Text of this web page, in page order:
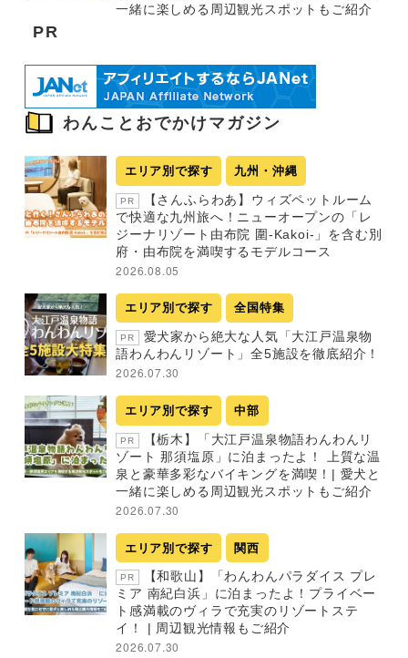
一緒に楽しめる周辺観光スポットもご紹介
PR
わんことおでかけマガジン
エリア別で探す 九州・沖縄
PR
【さんふらわあ】ウィズペットルーム
で快適な九州旅へ！ニューオープンの「レ
ジーナリゾート由布院 圍-Kakoi-」を含む別
府・由布院を満喫するモデルコース
2026.08.05
エリア別で探す 全国特集
PR
愛犬家から絶大な人気「大江戸温泉物
語わんわんリゾート」全5施設を徹底紹介！
2026.07.30
エリア別で探す 中部
PR
【栃木】「大江戸温泉物語わんわんリ
ゾート 那須塩原」に泊まったよ！ 上質な温
泉と豪華多彩なバイキングを満喫！| 愛犬と
一緒に楽しめる周辺観光スポットもご紹介
2026.07.30
エリア別で探す 関西
PR
【和歌山】「わんわんパラダイス プレ
ミア 南紀白浜」に泊まったよ！プライベー
ト感満載のヴィラで充実のリゾートステ
イ！ | 周辺観光情報もご紹介
2026.07.30